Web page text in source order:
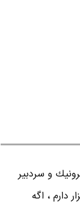
و سردبير
دارم ، اگه